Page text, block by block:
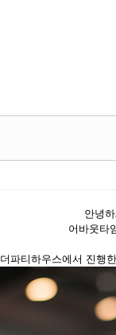
안녕
어바웃타
더파티하우스에서 진행